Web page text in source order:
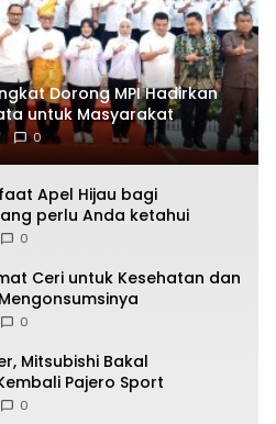
Dorong MPI Hadirkan
untuk Masyarakat
0
Apel Hijau bagi
perlu Anda ketahui
0
Ceri untuk Kesehatan dan
0
Mitsubishi Bakal
Pajero Sport
0